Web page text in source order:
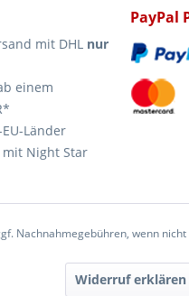
mit DHL nur
einem
Länder
mit Night Star
PayPal
Nachnahmegebühren, wenn
Widerruf erklären